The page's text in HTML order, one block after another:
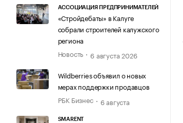
АССОЦИАЦИЯ ПРЕДПРИНИМАТЕЛЕЙ
«Стройдебаты» в Калуге
собрали строителей калужского
региона
Новость
6 августа 2026
Wildberries объявил о новых
мерах поддержки продавцов
РБК Бизнес
6 августа
SMARENT